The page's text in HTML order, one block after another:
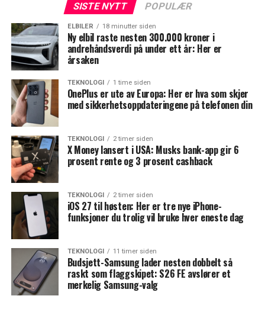
SISTE NYTT POPULÆR
ELBILER 18 minutter siden
Ny elbil raste nesten 300.000 kroner i
andrehåndsverdi på under ett år: Her er
årsaken
TEKNOLOGI 1 time siden
OnePlus er ute av Europa: Her er hva som skjer
med sikkerhetsoppdateringene på telefonen din
TEKNOLOGI 2 timer siden
X Money lansert i USA: Musks bank-app gir 6
prosent rente og 3 prosent cashback
TEKNOLOGI 2 timer siden
iOS 27 til høsten: Her er tre nye iPhone-
funksjoner du trolig vil bruke hver eneste dag
TEKNOLOGI 11 timer siden
Budsjett-Samsung lader nesten dobbelt så
raskt som flaggskipet: S26 FE avslører et
merkelig Samsung-valg